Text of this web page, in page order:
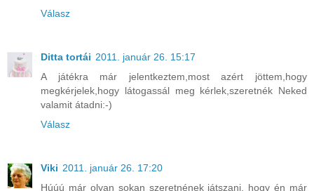
Válasz
Ditta tortái 2011. január 26. 15:17
A játékra már jelentkeztem,most azért jöttem,hogy
megkérjelek,hogy látogassál meg kérlek,szeretnék Neked
valamit átadni:-)
Válasz
Viki 2011. január 26. 17:20
Húúú már olyan sokan szeretnének játszani, hogy én már